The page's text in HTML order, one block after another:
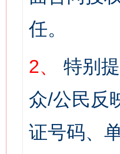
任。
2、
特别
众/公民反
证号码、